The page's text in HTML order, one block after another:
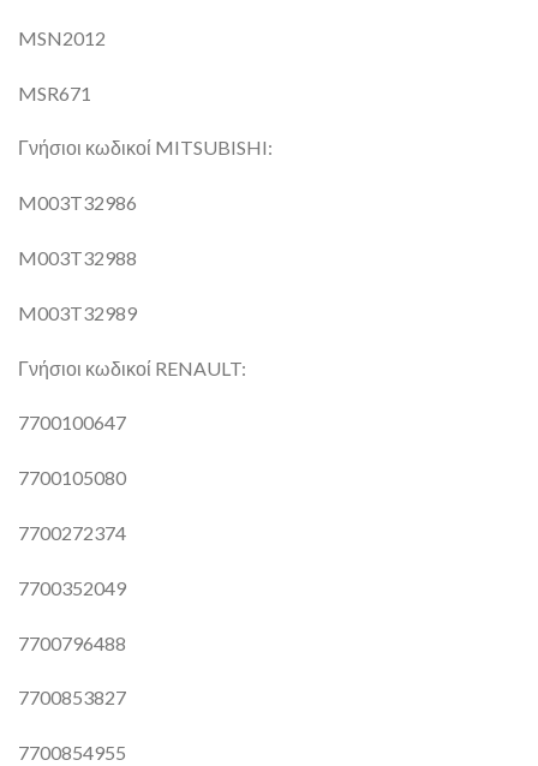
MSN2012
MSR671
Γνήσιοι κωδικοί MITSUBISHI:
M003T32986
M003T32988
M003T32989
Γνήσιοι κωδικοί RENAULT:
7700100647
7700105080
7700272374
7700352049
7700796488
7700853827
7700854955